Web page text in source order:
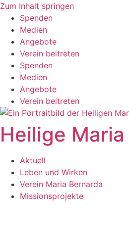
Zum Inhalt springen
Spenden
Medien
Angebote
Verein beitreten
Spenden
Medien
Angebote
Verein beitreten
Heilige
Aktuell
Leben und Wirken
Verein Maria Bernarda
Missionsprojekte